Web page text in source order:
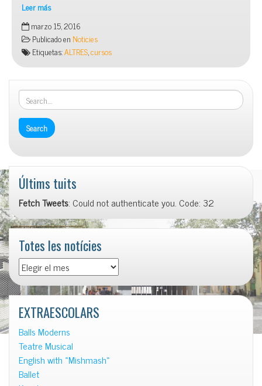
Leer más
Parelles
Lingüístiques
marzo 15, 2016
Publicado en Noticies
Etiquetas:ALTRES,cursos
Últims tuits
Fetch Tweets: Could not authenticate you. Code: 32
Totes les notícies
Totes
les
notícies
EXTRAESCOLARS
Balls Moderns
Teatre Musical
English with «Mishmash»
Ballet